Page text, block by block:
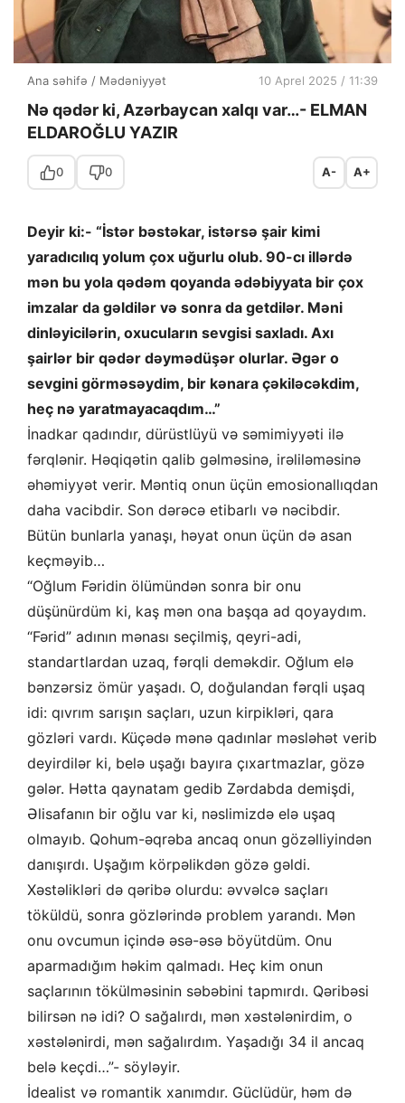
Ana səhifə / Mədəniyyət 10 Aprel 2025 / 11:39
Nə qədər ki, Azərbaycan xalqı var…- ELMAN
ELDAROĞLU YAZIR
0 0 A- A+
Deyir ki:- “İstər bəstəkar, istərsə şair kimi
yaradıcılıq yolum çox uğurlu olub. 90-cı illərdə
mən bu yola qədəm qoyanda ədəbiyyata bir çox
imzalar da gəldilər və sonra da getdilər. Məni
dinləyicilərin, oxucuların sevgisi saxladı. Axı
şairlər bir qədər dəymədüşər olurlar. Əgər o
sevgini görməsəydim, bir kənara çəkiləcəkdim,
heç nə yaratmayacaqdım…”
İnadkar qadındır, dürüstlüyü və səmimiyyəti ilə
fərqlənir. Həqiqətin qalib gəlməsinə, irəliləməsinə
əhəmiyyət verir. Məntiq onun üçün emosionallıqdan
daha vacibdir. Son dərəcə etibarlı və nəcibdir.
Bütün bunlarla yanaşı, həyat onun üçün də asan
keçməyib…
“Oğlum Fəridin ölümündən sonra bir onu
düşünürdüm ki, kaş mən ona başqa ad qoyaydım.
“Fərid” adının mənası seçilmiş, qeyri-adi,
standartlardan uzaq, fərqli deməkdir. Oğlum elə
bənzərsiz ömür yaşadı. O, doğulandan fərqli uşaq
idi: qıvrım sarışın saçları, uzun kirpikləri, qara
gözləri vardı. Küçədə mənə qadınlar məsləhət verib
deyirdilər ki, belə uşağı bayıra çıxartmazlar, gözə
gələr. Hətta qaynatam gedib Zərdabda demişdi,
Əlisafanın bir oğlu var ki, nəslimizdə elə uşaq
olmayıb. Qohum-əqrəba ancaq onun gözəlliyindən
danışırdı. Uşağım körpəlikdən gözə gəldi.
Xəstəlikləri də qəribə olurdu: əvvəlcə saçları
töküldü, sonra gözlərində problem yarandı. Mən
onu ovcumun içində əsə-əsə böyütdüm. Onu
aparmadığım həkim qalmadı. Heç kim onun
saçlarının tökülməsinin səbəbini tapmırdı. Qəribəsi
bilirsən nə idi? O sağalırdı, mən xəstələnirdim, o
xəstələnirdi, mən sağalırdım. Yaşadığı 34 il ancaq
belə keçdi…”- söyləyir.
İdealist və romantik xanımdır. Güclüdür, həm də